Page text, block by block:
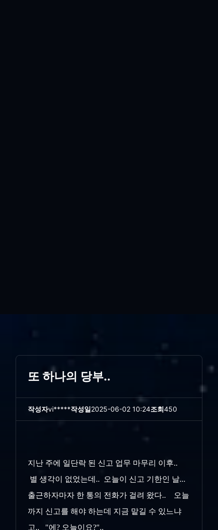
또 하나의 당부..
작성자vi*****작성일2025-06-02 10:24조회450
지난 주에 일단락 된 신고 업무 마무리 이후..
별 생각이 없었는데.. 오늘이 신고 기한인 날...
출근하자마자 한 통의 전화가 걸려 왔다.. 오늘
까지 신고를 해야 하는데 지금 맡길 수 있느냐
고.. "에? 오늘이요?"..